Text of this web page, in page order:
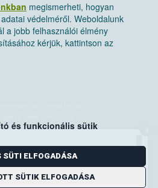
megismerheti, hogyan
védelméről. Weboldalunk
a jobb felhasználói élmény
kérjük, kattintson az
és funkcionális sütik
SÜTI ELFOGADÁSA
SÜTIK ELFOGADÁSA
biztonsági Hivatal
1525 Budapest. Pf. 30.
06-80/263-244
06-1/ 336-9000